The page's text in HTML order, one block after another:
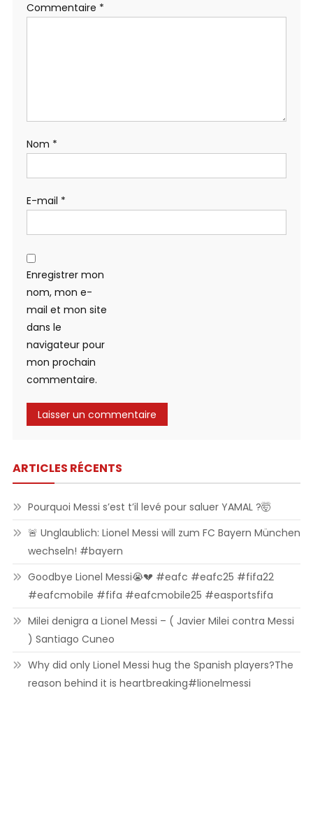
Commentaire *
Nom *
E-mail *
Enregistrer mon
nom, mon e-
mail et mon site
dans le
navigateur pour
mon prochain
commentaire.
ARTICLES RÉCENTS
Pourquoi Messi s’est t’il levé pour saluer YAMAL ?🤯
🚨 Unglaublich: Lionel Messi will zum FC Bayern München
wechseln! #bayern
Goodbye Lionel Messi😭💔 #eafc #eafc25 #fifa22
#eafcmobile #fifa #eafcmobile25 #easportsfifa
Milei denigra a Lionel Messi – ( Javier Milei contra Messi
) Santiago Cuneo
Why did only Lionel Messi hug the Spanish players?The
reason behind it is heartbreaking#lionelmessi